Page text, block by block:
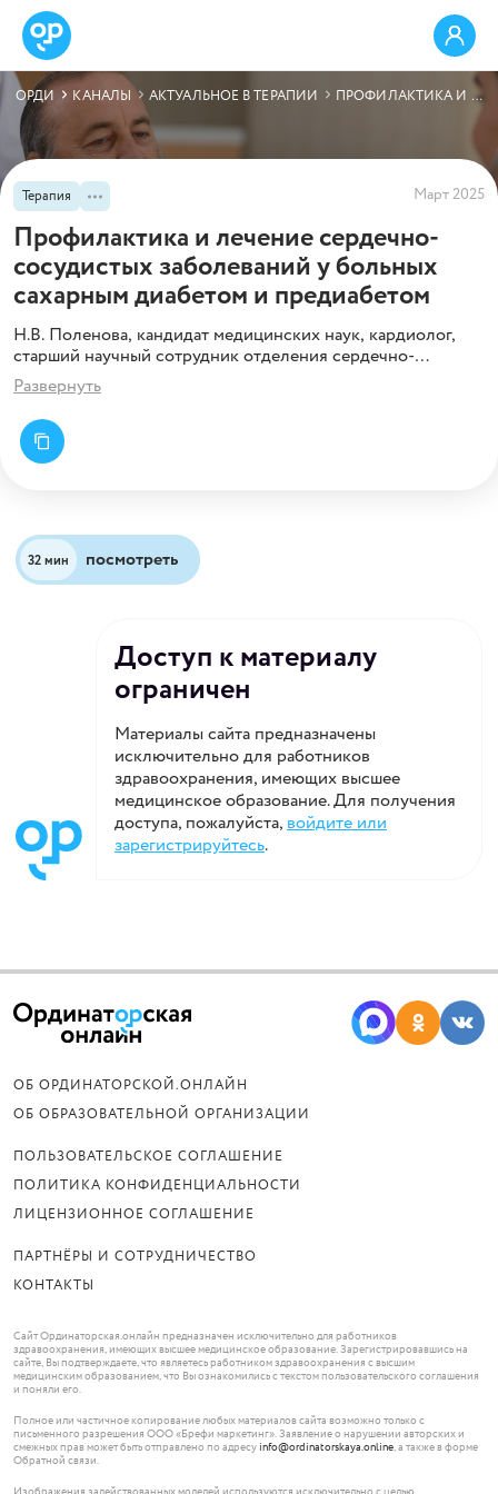
ОРДИ КАНАЛЫ АКТУАЛЬНОЕ В ТЕРАПИИ ПРОФИЛАКТИКА И ЛЕЧЕНИЕ СЕРДЕЧНО-СОСУДИСТЫХ ЗАБОЛЕВАНИЙ У БОЛЬНЫХ САХАРНЫМ ДИАБЕТОМ И ПРЕДИАБЕТОМ
Терапия Март 2025
Профилактика и лечение сердечно-
сосудистых заболеваний у больных
сахарным диабетом и предиабетом
Н.В. Поленова, кандидат медицинских наук, кардиолог,
старший научный сотрудник отделения сердечно-
сосудистой патологии Федерального исследовательского
центра питания и биотехнологий, а также член
Европейского общества кардиологов, делится с нами
ключевыми моментами Европейских клинических
рекомендаций по профилактике и лечению сердечно-
Развернуть
32 мин посмотреть
Доступ к материалу
ограничен
Материалы сайта предназначены
исключительно для работников
здравоохранения, имеющих высшее
медицинское образование. Для получения
доступа, пожалуйста,войдите или
зарегистрируйтесь.
ОБ ОРДИНАТОРСКОЙ.ОНЛАЙН
ОБ ОБРАЗОВАТЕЛЬНОЙ ОРГАНИЗАЦИИ
ПОЛЬЗОВАТЕЛЬСКОЕ СОГЛАШЕНИЕ
ПОЛИТИКА КОНФИДЕНЦИАЛЬНОСТИ
ЛИЦЕНЗИОННОЕ СОГЛАШЕНИЕ
ПАРТНЁРЫ И СОТРУДНИЧЕСТВО
КОНТАКТЫ
Сайт Ординаторская.онлайн предназначен исключительно для работников
здравоохранения, имеющих высшее медицинское образование. Зарегистрировавшись на
сайте, Вы подтверждаете, что являетесь работником здравоохранения с высшим
медицинским образованием, что Вы ознакомились с текстом пользовательского соглашения
и поняли его.
Полное или частичное копирование любых материалов сайта возможно только с
письменного разрешения ООО «Брефи маркетинг». Заявление о нарушении авторских и
смежных прав может быть отправлено по адресу info@ordinatorskaya.online, а также в форме
Обратной связи.